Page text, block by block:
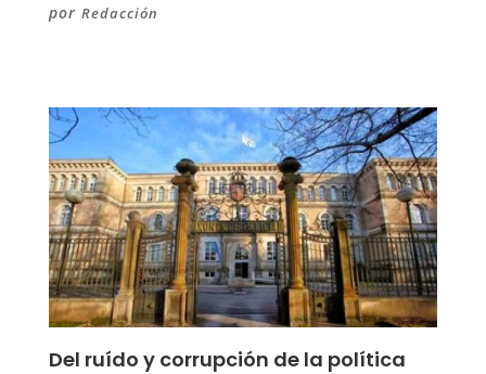
por Redacción
Del ruído y corrupción de la política